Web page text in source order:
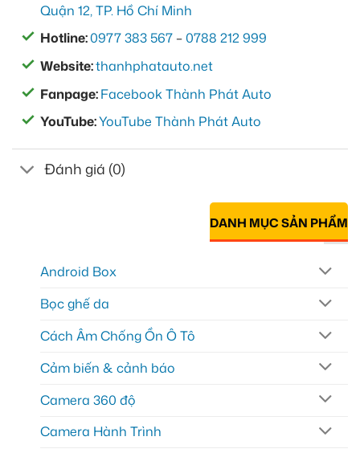
Quận 12, TP. Hồ Chí Minh
Hotline:0977 383 567 –0788 212 999
Website:thanhphatauto.net
Fanpage:Facebook Thành Phát Auto
YouTube:YouTube Thành Phát Auto
Đánh giá (0)
DANH MỤC SẢN PHẨM
Android Box
Bọc ghế da
Cách Âm Chống Ồn Ô Tô
Cảm biến & cảnh báo
Camera 360 độ
Camera Hành Trình